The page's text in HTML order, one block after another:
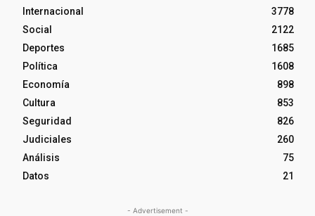
Internacional
3778
Social
2122
Deportes
1685
Política
1608
Economía
898
Cultura
853
Seguridad
826
Judiciales
260
Análisis
75
Datos
21
- Advertisement -